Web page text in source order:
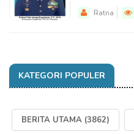
Ratna
KATEGORI POPULER
BERITA UTAMA (3862)